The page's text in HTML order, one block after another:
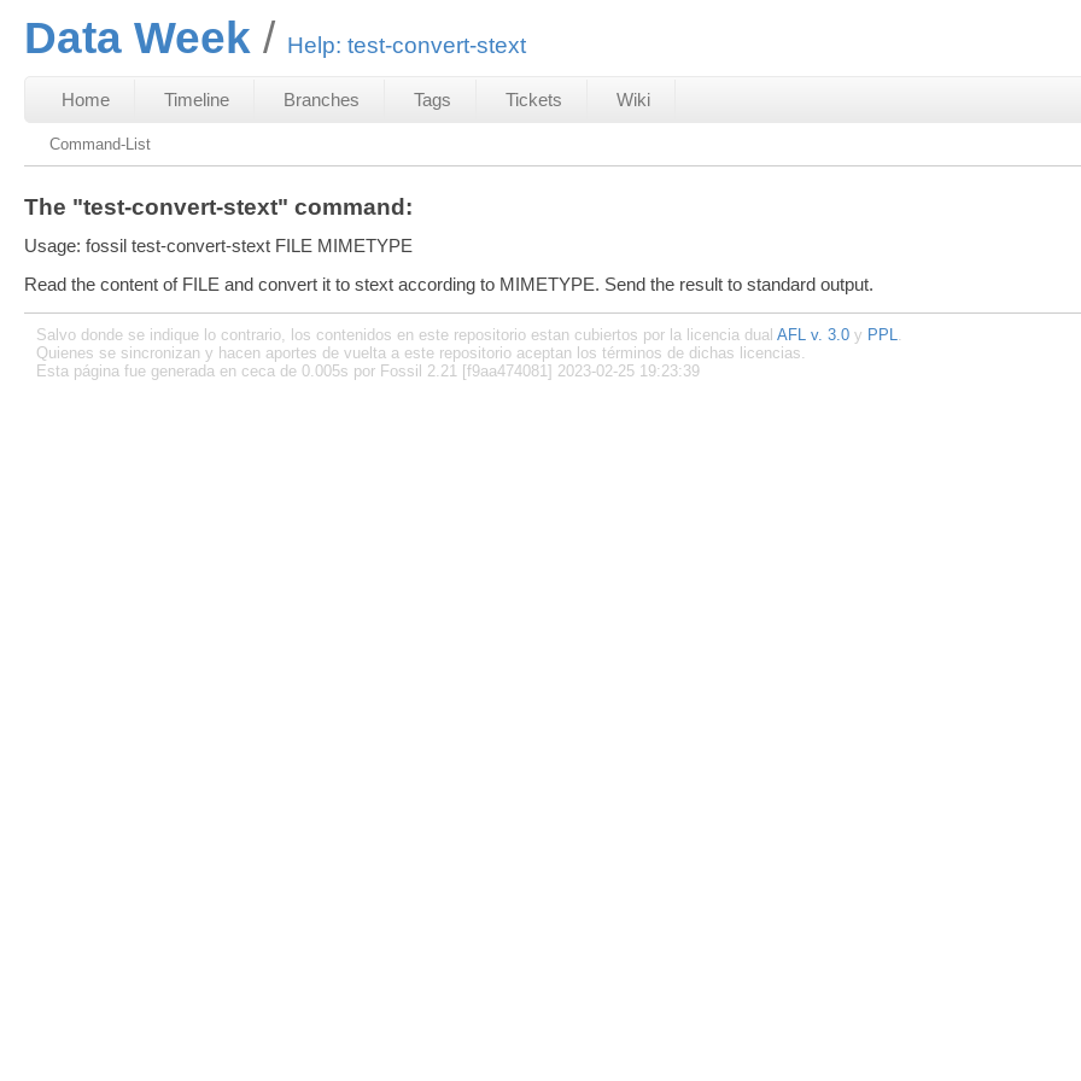
Data Week Help: test-convert-stext
Home Timeline Branches Tags Tickets Wiki
Command-List
The "test-convert-stext" command:
Usage: fossil test-convert-stext FILE MIMETYPE
Read the content of FILE and convert it to stext according to MIMETYPE. Send the result to standard output.
Salvo donde se indique lo contrario, los contenidos en este repositorio estan cubiertos por la licencia dual AFL v. 3.0 y PPL
Quienes se sincronizan y hacen aportes de vuelta a este repositorio aceptan los términos de dichas licencias.
Esta página fue generada en ceca de 0.005s por Fossil 2.21 [f9aa474081] 2023-02-25 19:23:39